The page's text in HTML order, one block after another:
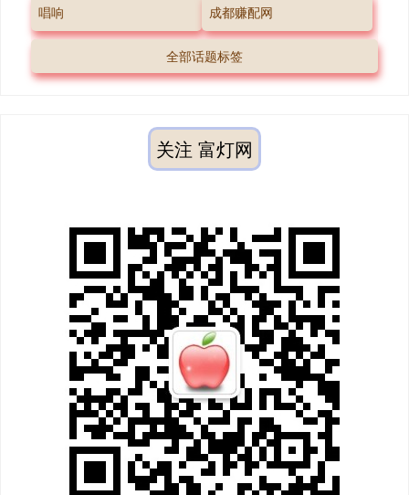
唱响 成都赚配网
全部话题标签
关注 富灯网